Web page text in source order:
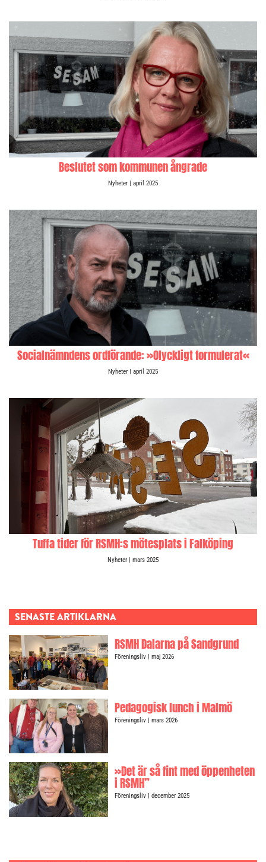
Beslutet som kommunen ångrade
Nyheter | april 2025
Socialnämndens ordförande: »Olyckligt formulerat«
Nyheter | april 2025
Tuffa tider för RSMH:s mötesplats i Falköping
Nyheter | mars 2025
SENASTE ARTIKLARNA
RSMH Dalarna på Sandgrund
Föreningsliv| maj 2026
Pedagogisk lunch i Malmö
Föreningsliv| mars 2026
»Det är så fint med öppenheten
i RSMH”
Föreningsliv| december 2025